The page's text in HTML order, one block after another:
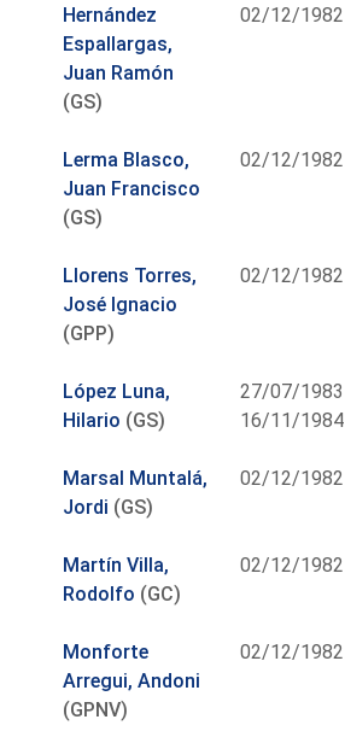
Hernández
Espallargas,
Juan Ramón
(GS)
02/12/1982
Lerma Blasco,
Juan Francisco
(GS)
02/12/1982
Llorens Torres,
José Ignacio
(GPP)
02/12/1982
López Luna,
Hilario (GS)
27/07/1983
16/11/1984
Marsal Muntalá,
Jordi (GS)
02/12/1982
Martín Villa,
Rodolfo (GC)
02/12/1982
Monforte
Arregui, Andoni
(GPNV)
02/12/1982